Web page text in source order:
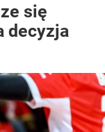
się
decyzja